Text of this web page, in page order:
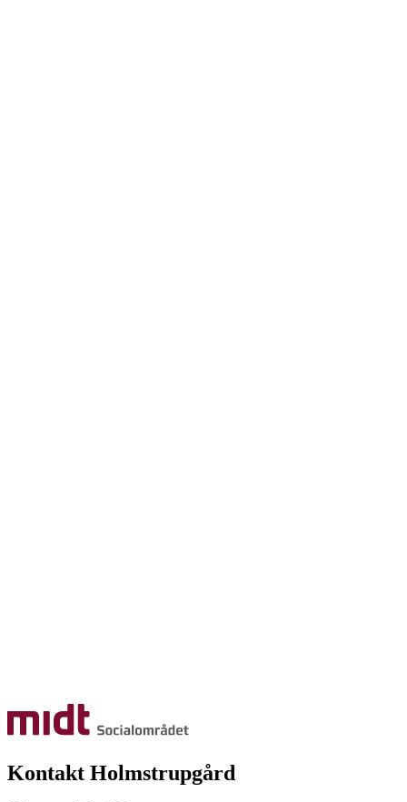
Kontakt Holmstrupgård